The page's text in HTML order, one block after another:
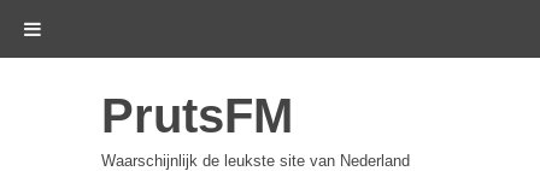
PrutsFM
Waarschijnlijk de leukste site van Nederland